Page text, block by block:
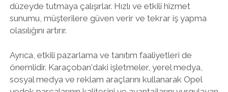
düzeyde tutmaya çalışırlar. Hızlı ve etkili hizmet
sunumu, müşterilere güven verir ve tekrar iş yapma
olasılığını artırır.
Ayrıca, etkili pazarlama ve tanıtım faaliyetleri de
önemlidir. Karaçoban'daki işletmeler, yerel medya,
sosyal medya ve reklam araçlarını kullanarak Opel